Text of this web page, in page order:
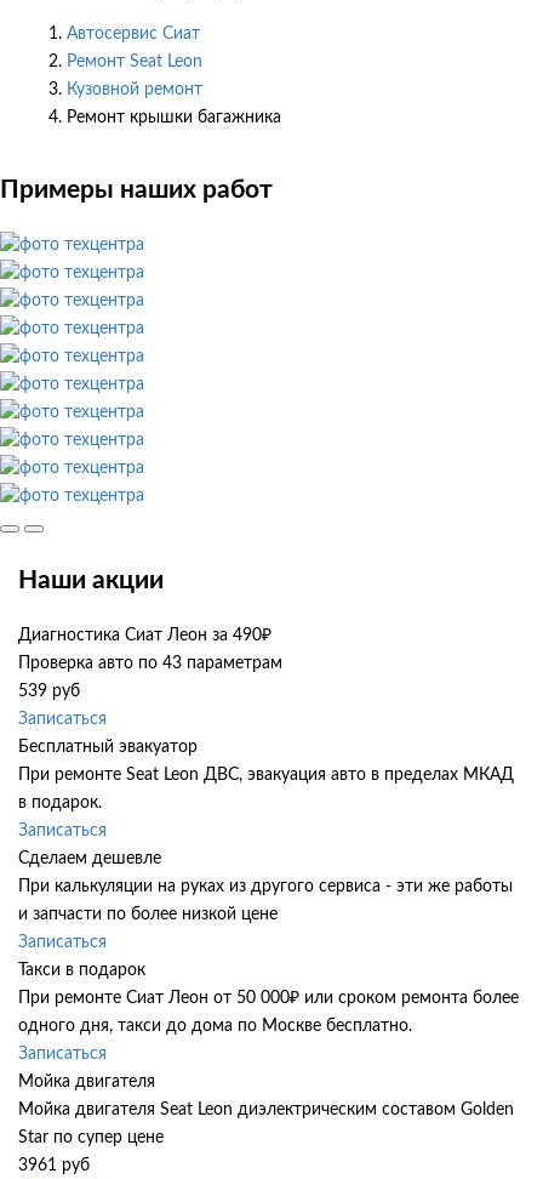
Автосервис Сиат
Ремонт Seat Leon
Кузовной ремонт
Ремонт крышки багажника
Примеры наших работ
Наши акции
Диагностика Сиат Леон за 490₽
Проверка авто по 43 параметрам
539 руб
Записаться
Бесплатный эвакуатор
При ремонте Seat Leon ДВС, эвакуация авто в пределах МКАД
в подарок.
Записаться
Сделаем дешевле
При калькуляции на руках из другого сервиса - эти же работы
и запчасти по более низкой цене
Записаться
Такси в подарок
При ремонте Сиат Леон от 50 000₽ или сроком ремонта более
одного дня, такси до дома по Москве бесплатно.
Записаться
Мойка двигателя
Мойка двигателя Seat Leon диэлектрическим составом Golden
Star по супер цене
3961 руб